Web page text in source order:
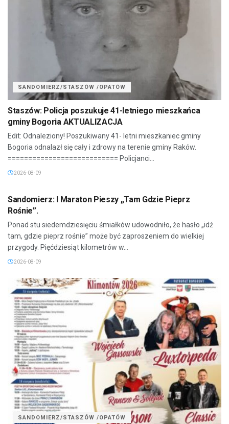
SANDOMIERZ/STASZÓW /OPATÓW
Staszów: Policja poszukuje 41-letniego mieszkańca
gminy Bogoria AKTUALIZACJA
Edit: Odnaleziony! Poszukiwany 41- letni mieszkaniec gminy
Bogoria odnalazł się cały i zdrowy na terenie gminy Raków.
=========================== Policjanci...
2026-08-09
SANDOMIERZ/STASZÓW /OPATÓW
Sandomierz: I Maraton Pieszy „Tam Gdzie Pieprz
Rośnie”.
Ponad stu siedemdziesięciu śmiałków udowodniło, że hasło „idź
tam, gdzie pieprz rośnie” może być zaproszeniem do wielkiej
przygody. Pięćdziesiąt kilometrów w...
2026-08-09
SANDOMIERZ/STASZÓW /OPATÓW